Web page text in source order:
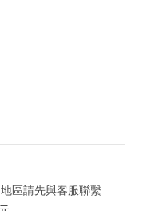
區請先與客服聯繫